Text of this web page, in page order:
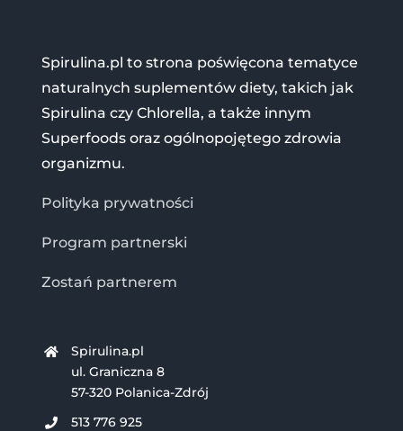
Spirulina.pl to strona poświęcona tematyce
naturalnych suplementów diety, takich jak
Spirulina czy Chlorella, a także innym
Superfoods oraz ogólnopojętego zdrowia
organizmu.
Polityka prywatności
Program partnerski
Zostań partnerem
Spirulina.pl
ul. Graniczna 8
57-320 Polanica-Zdrój
513 776 925